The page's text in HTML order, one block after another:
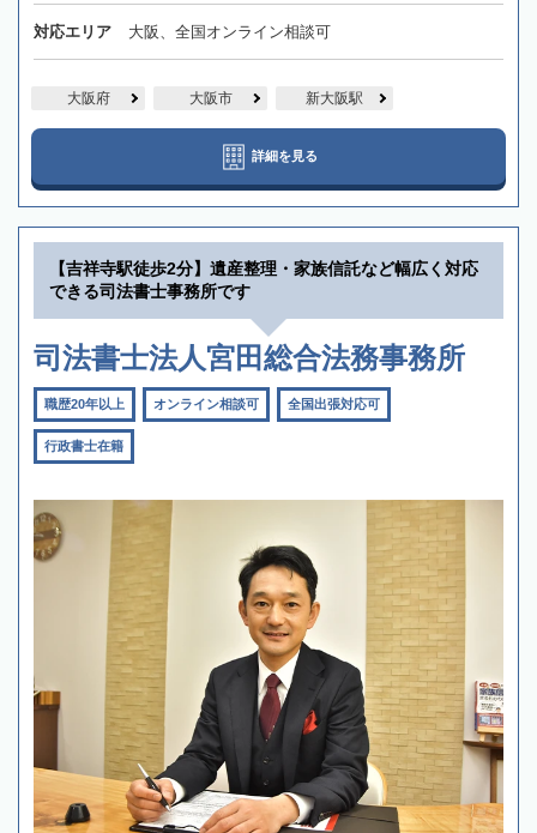
対応エリア 大阪、全国オンライン相談可
大阪府 大阪市 新大阪駅
詳細を見る
【吉祥寺駅徒歩2分】遺産整理・家族信託など幅広く対応
できる司法書士事務所です
司法書士法人宮田総合法務事務所
職歴20年以上 オンライン相談可 全国出張対応可
行政書士在籍